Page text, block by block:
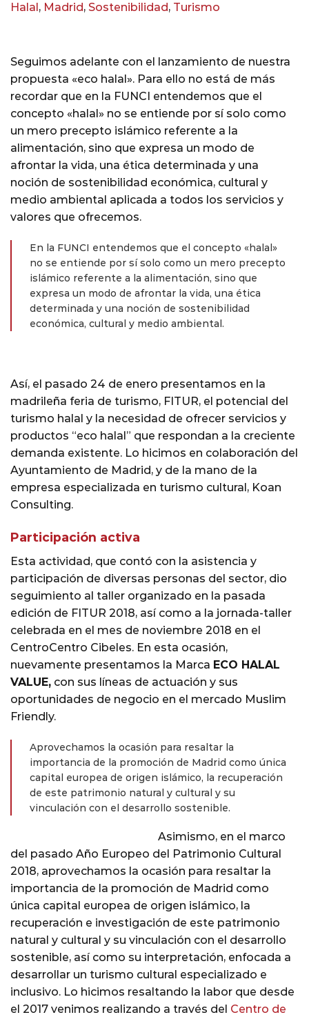
Halal, Madrid, Sostenibilidad, Turismo
Seguimos adelante con el lanzamiento de nuestra
propuesta «eco halal». Para ello no está de más
recordar que en la FUNCI entendemos que el
concepto «halal» no se entiende por sí solo como
un mero precepto islámico referente a la
alimentación, sino que expresa un modo de
afrontar la vida, una ética determinada y una
noción de sostenibilidad económica, cultural y
medio ambiental aplicada a todos los servicios y
valores que ofrecemos.
En la FUNCI entendemos que el concepto «halal»
no se entiende por sí solo como un mero precepto
islámico referente a la alimentación, sino que
expresa un modo de afrontar la vida, una ética
determinada y una noción de sostenibilidad
económica, cultural y medio ambiental.
Así, el pasado 24 de enero presentamos en la
madrileña feria de turismo, FITUR, el potencial del
turismo halal y la necesidad de ofrecer servicios y
productos “eco halal” que respondan a la creciente
demanda existente. Lo hicimos en colaboración del
Ayuntamiento de Madrid, y de la mano de la
empresa especializada en turismo cultural, Koan
Consulting.
Participación activa
Esta actividad, que contó con la asistencia y
participación de diversas personas del sector, dio
seguimiento al taller organizado en la pasada
edición de FITUR 2018, así como a la jornada-taller
celebrada en el mes de noviembre 2018 en el
CentroCentro Cibeles. En esta ocasión,
nuevamente presentamos la Marca ECO HALAL
VALUE, con sus líneas de actuación y sus
oportunidades de negocio en el mercado Muslim
Friendly.
Aprovechamos la ocasión para resaltar la
importancia de la promoción de Madrid como única
capital europea de origen islámico, la recuperación
de este patrimonio natural y cultural y su
vinculación con el desarrollo sostenible.
Asimismo, en el marco
del pasado Año Europeo del Patrimonio Cultural
2018, aprovechamos la ocasión para resaltar la
importancia de la promoción de Madrid como
única capital europea de origen islámico, la
recuperación e investigación de este patrimonio
natural y cultural y su vinculación con el desarrollo
sostenible, así como su interpretación, enfocada a
desarrollar un turismo cultural especializado e
inclusivo. Lo hicimos resaltando la labor que desde
el 2017 venimos realizando a través del Centro de